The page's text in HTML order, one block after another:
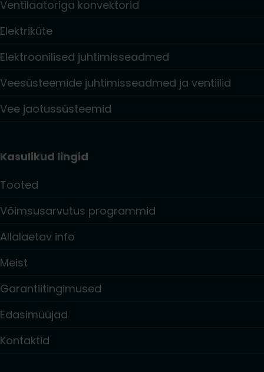
Ventilaatoriga konvektorid
Elektriküte
Elektroonilised juhtimisseadmed
Veesüsteemide juhtimisseadmed ja ventiilid
Vee jaotussüsteemid
Kasulikud lingid
Tooted
Võimsusarvutus programmid
Allalaetav info
Meist
Garantiitingimused
Edasimüüjad
Kontaktid